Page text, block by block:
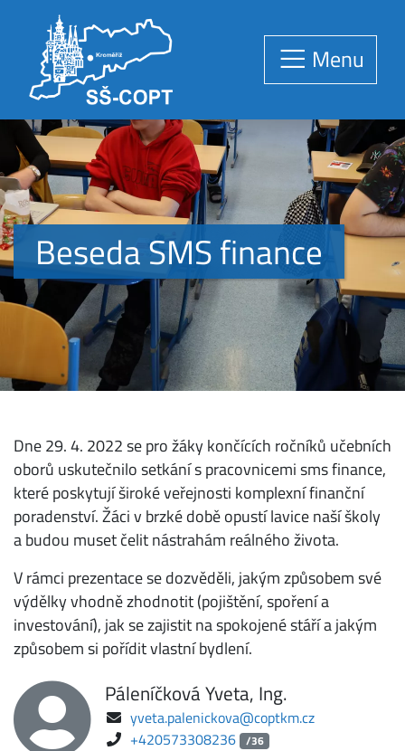
Menu
Beseda SMS finance
Dne 29. 4. 2022 se pro žáky končících ročníků učebních
oborů uskutečnilo setkání s pracovnicemi sms finance,
které poskytují široké veřejnosti komplexní finanční
poradenství. Žáci v brzké době opustí lavice naší školy
a budou muset čelit nástrahám reálného života.
V rámci prezentace se dozvěděli, jakým způsobem své
výdělky vhodně zhodnotit (pojištění, spoření a
investování), jak se zajistit na spokojené stáří a jakým
způsobem si pořídit vlastní bydlení.
Páleníčková Yveta, Ing.
yveta.palenickova@coptkm.cz
+420573308236 /36